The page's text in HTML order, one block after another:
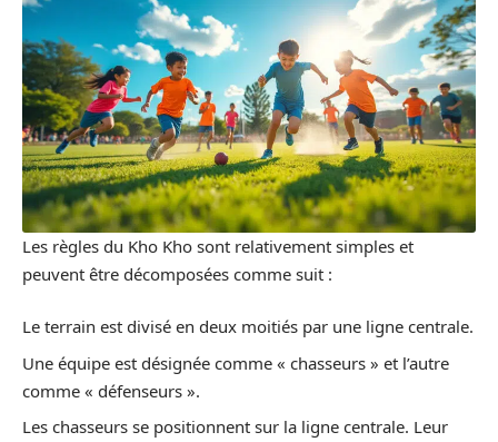
Les règles du Kho Kho sont relativement simples et
peuvent être décomposées comme suit :
Le terrain est divisé en deux moitiés par une ligne centrale.
Une équipe est désignée comme « chasseurs » et l’autre
comme « défenseurs ».
Les chasseurs se positionnent sur la ligne centrale. Leur